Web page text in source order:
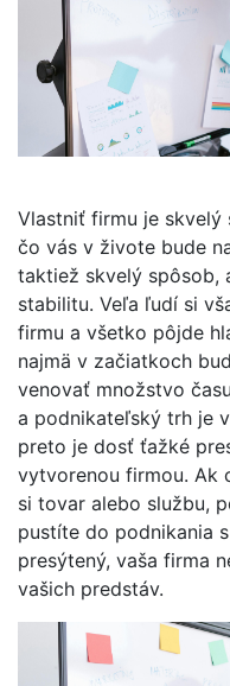
Vlastniť firmu je
čo vás v živote bude
taktiež skvelý spôsob,
stabilitu. Veľa ľudí si
firmu a všetko pôjde
najmä v začiatkoch
venovať množstvo
a podnikateľský trh je
preto je dosť ťažké
vytvorenou firmou. Ak
si tovar alebo službu,
pustíte do podnikania
presýtený, vaša firma
vašich predstáv.